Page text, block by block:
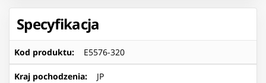
Specyfikacja
Kod produktu: E5576-320
Kraj pochodzenia: JP